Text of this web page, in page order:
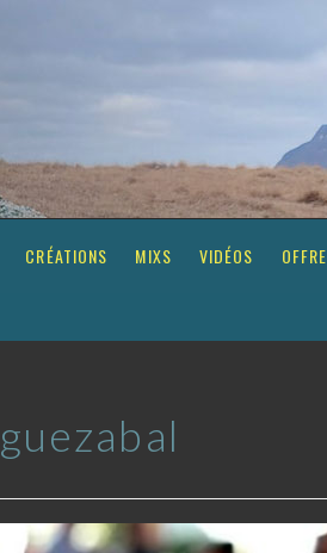
CRÉATIONS MIXS VIDÉOS OFFRE